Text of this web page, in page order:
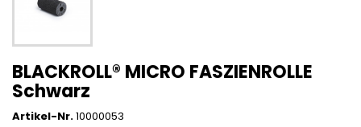
BLACKROLL® MICRO FASZIENROLLE
Schwarz
Artikel-Nr.10000053